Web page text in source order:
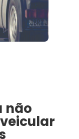
não